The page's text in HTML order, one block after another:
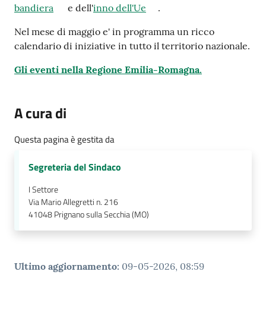
m
e
n
o
Street
Art
bandiera
e dell'inno dell'Ue
.
Nel mese di maggio e' in programma un ricco
calendario di iniziative in tutto il territorio nazionale.
Gli eventi nella Regione Emilia-Romagna.
A cura di
Questa pagina è gestita da
Segreteria del Sindaco
I Settore
Via Mario Allegretti n. 216
41048Prignano sulla Secchia (MO)
Ultimo aggiornamento: 09-05-2026, 08:59